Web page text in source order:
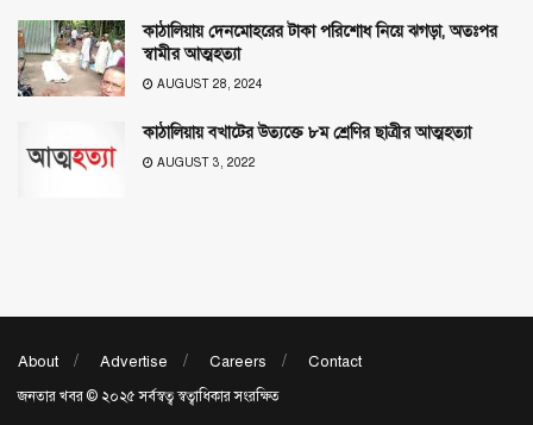
কাঠালিয়ায় দেনমোহরের টাকা পরিশোধ নিয়ে ঝগড়া, অতঃপর
স্বামীর আত্মহত্যা
AUGUST 28, 2024
কাঠালিয়ায় বখাটের উত্যক্তে ৮ম শ্রেণির ছাত্রীর আত্মহত্যা
AUGUST 3, 2022
About Advertise Careers Contact
জনতার খবর © ২০২৫ সর্বস্বত্ব স্বত্বাধিকার সংরক্ষিত